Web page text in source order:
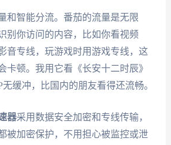
和智能分流。番茄的流量是无限
别你访问的内容，比如你看视频
音专线，玩游戏时用游戏专线，这
卡顿。我用它看《长安十二时辰》
无缓冲，比国内的朋友看得还流畅。
器采用数据安全加密和专线传输，
被加密保护，不用担心被监控或泄